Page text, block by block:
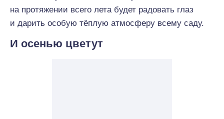
на протяжении всего лета будет радовать глаз
и дарить особую тёплую атмосферу всему саду.
И осенью цветут